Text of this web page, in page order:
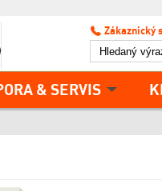
& SERVIS
Zákaznický